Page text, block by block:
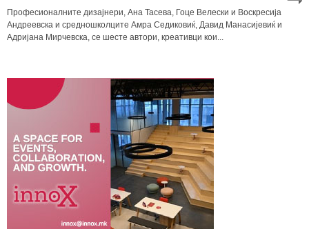
Професионалните дизајнери, Ана Тасева, Гоце Велески и Воскресија
Андреевска и средношколците Амра Седиковиќ, Давид Манасијевиќ и
Адријана Мирчевска, се шесте автори, креативци кои...